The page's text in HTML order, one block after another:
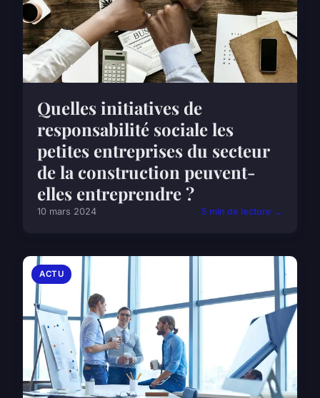
Quelles initiatives de
responsabilité sociale les
petites entreprises du secteur
de la construction peuvent-
elles entreprendre ?
10 mars 2024 5 min de lecture →
ACTU